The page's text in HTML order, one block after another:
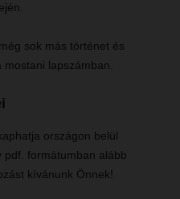
sok más történet és
lapszámban.
országon belül
pdf. formátumban alább
kívánunk Önnek!